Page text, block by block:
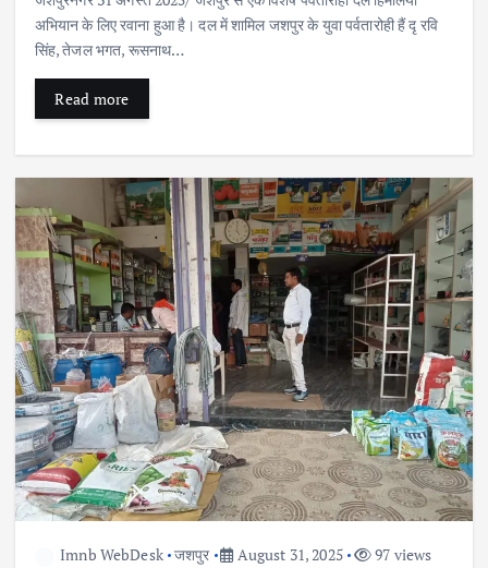
अभियान के लिए रवाना हुआ है। दल में शामिल जशपुर के युवा पर्वतारोही हैं दृ रवि
सिंह, तेजल भगत, रूसनाथ…
Read more
Imnb WebDesk जशपुर August 31, 2025 97 views